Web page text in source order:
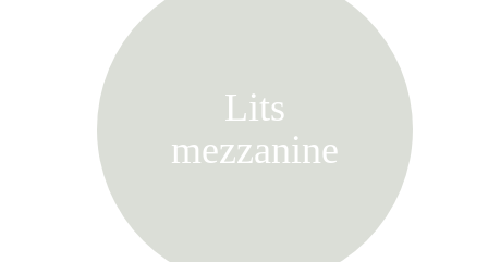
Lits
mezzanine